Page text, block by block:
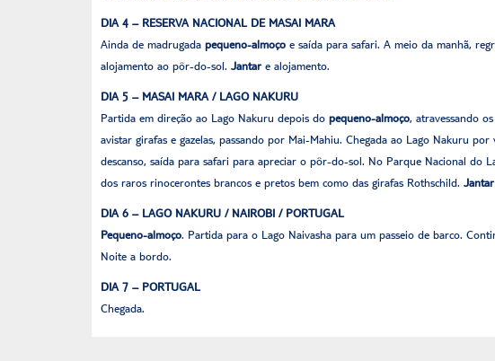
DIA 4 – RESERVA NACIONAL DE MASAI MARA
Ainda de madrugada pequeno-almoço e saída para safari. A meio da manhã,
alojamento ao pôr-do-sol. Jantare alojamento.
DIA 5 – MASAI MARA / LAGO NAKURU
Partida em direção ao Lago Nakuru depois do pequeno-almoço, atravessando
avistar girafas e gazelas, passando por Mai-Mahiu. Chegada ao Lago Nakuru
descanso, saída para safari para apreciar o pôr-do-sol. No Parque Nacional do
dos raros rinocerontes brancos e pretos bem como das girafas Rothschild. Jantar
DIA 6 – LAGO NAKURU / NAIROBI / PORTUGAL
Pequeno-almoço. Partida para o Lago Naivasha para um passeio de barco.
Noite a bordo.
DIA 7 – PORTUGAL
Chegada.